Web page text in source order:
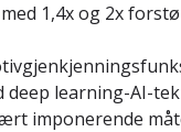
1,4x og 2x
deep learning-AI-
imponerende